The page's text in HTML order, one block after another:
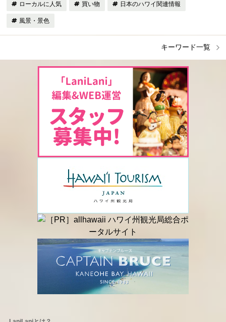
ローカルに人気 買い物 日本のハワイ関連情報
風景・景色
キーワード一覧